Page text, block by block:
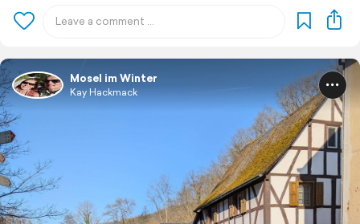
Mosel im Winter
Kay Hackmack